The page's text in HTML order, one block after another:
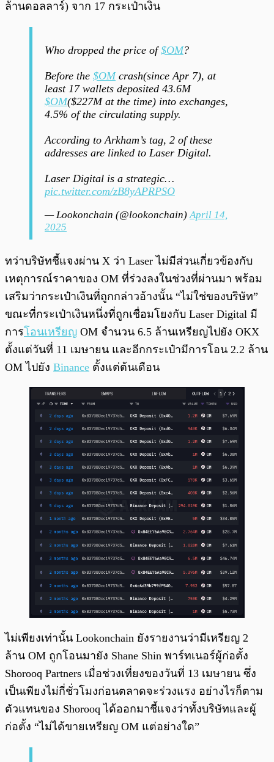
ล้านดอลลาร์) จาก 17 กระเป๋าเงิน
Who dropped the price of$OM?
Before the $OMcrash(since Apr 7), at
least 17 wallets deposited 43.6M
$OM($227M at the time) into exchanges,
4.5% of the circulating supply.
According to Arkham’s tag, 2 of these
addresses are linked to Laser Digital.
Laser Digital is a strategic…
pic.twitter.com/zB8yAPRPSO
— Lookonchain (@lookonchain)April 14,
2025
ทว่าบริษัทชี้แจงผ่าน X ว่า Laser ไม่มีส่วนเกี่ยวข้องกับ
เหตุการณ์ราคาของ OM ที่ร่วงลงในช่วงที่ผ่านมา พร้อม
เสริมว่ากระเป๋าเงินที่ถูกกล่าวอ้างนั้น “ไม่ใช่ของบริษัท”
ขณะที่กระเป๋าเงินหนึ่งที่ถูกเชื่อมโยงกับ Laser Digital มี
การโอนเหรียญ OM จำนวน 6.5 ล้านเหรียญไปยัง OKX
ตั้งแต่วันที่ 11 เมษายน และอีกกระเป๋ามีการโอน 2.2 ล้าน
OM ไปยัง Binance ตั้งแต่ต้นเดือน
ไม่เพียงเท่านั้น Lookonchain ยังรายงานว่ามีเหรียญ 2
ล้าน OM ถูกโอนมายัง Shane Shin พาร์ทเนอร์ผู้ก่อตั้ง
Shorooq Partners เมื่อช่วงเที่ยงของวันที่ 13 เมษายน ซึ่ง
เป็นเพียงไม่กี่ชั่วโมงก่อนตลาดจะร่วงแรง อย่างไรก็ตาม
ตัวแทนของ Shorooq ได้ออกมาชี้แจงว่าทั้งบริษัทและผู้
ก่อตั้ง “ไม่ได้ขายเหรียญ OM แต่อย่างใด”